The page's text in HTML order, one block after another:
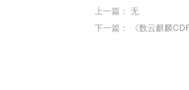
上一篇： 无
下一篇：
《数云麒麟